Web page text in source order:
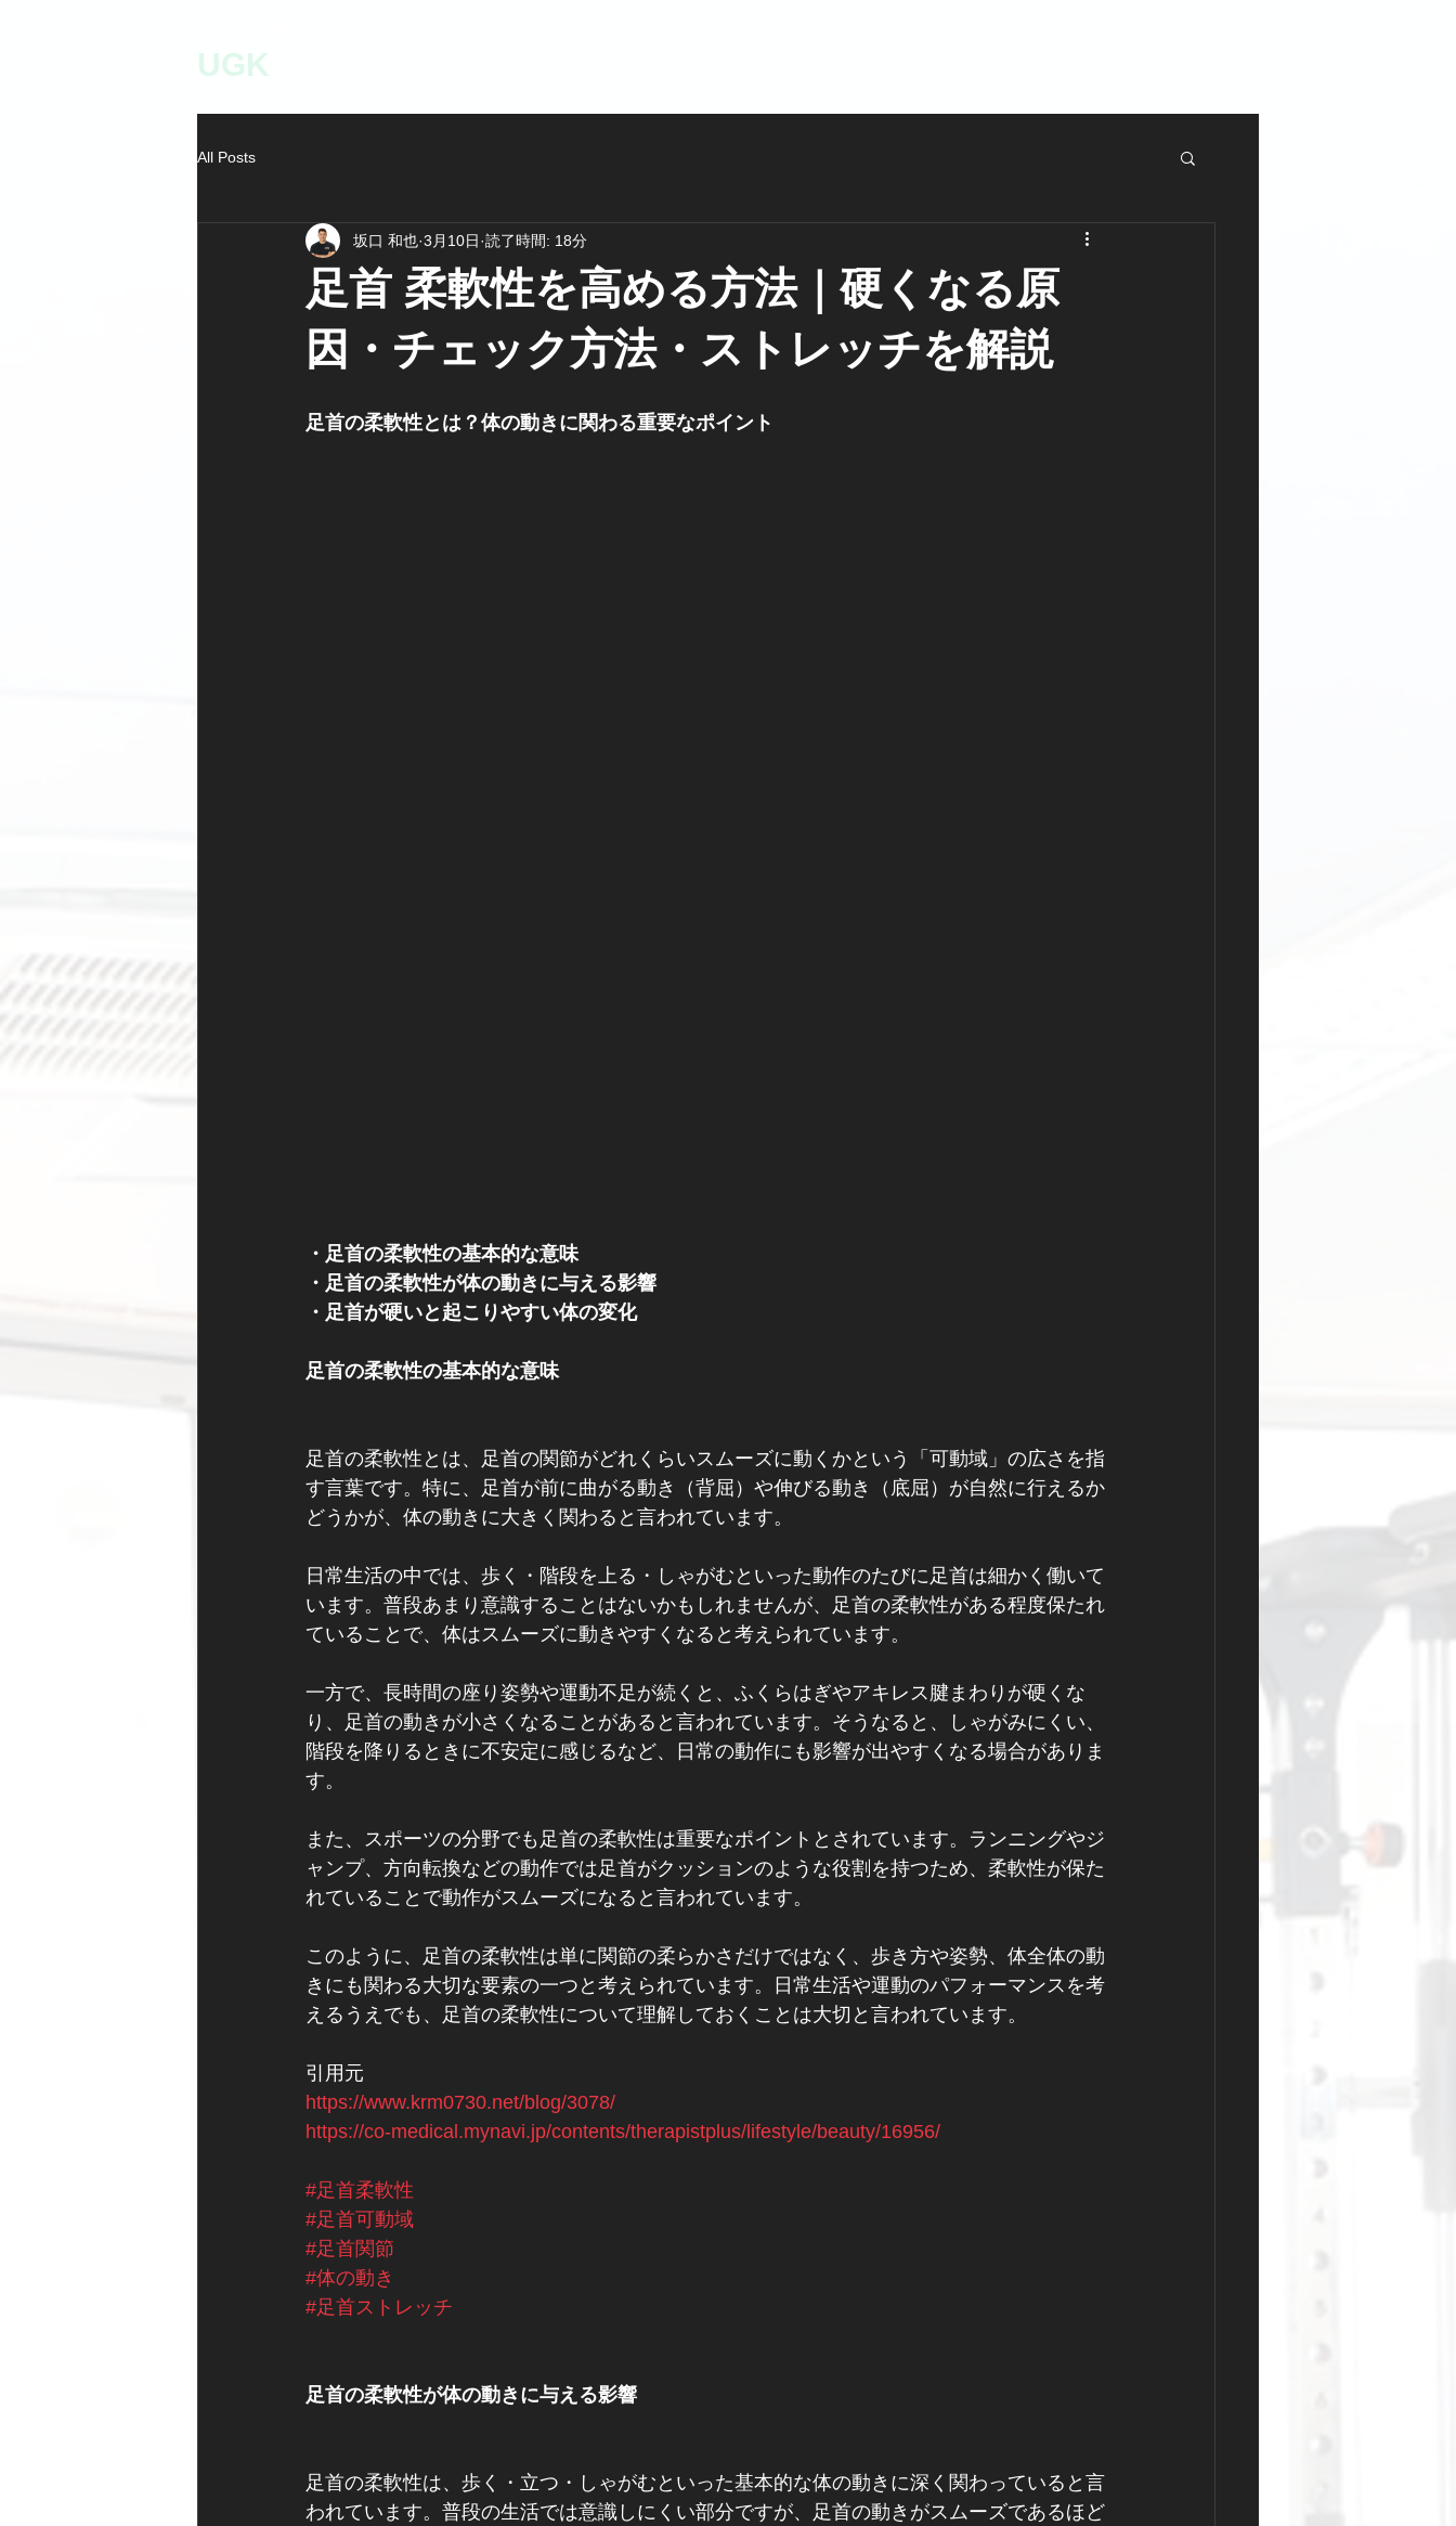
UGK
All Posts
足首 柔軟性を高める方法｜硬くなる原
因・チェック方法・ストレッチを解説
坂口 和也 3月10日 読了時間: 18分
足首の柔軟性とは？体の動きに関わる重要なポイント
・足首の柔軟性の基本的な意味
・足首の柔軟性が体の動きに与える影響
・足首が硬いと起こりやすい体の変化
足首の柔軟性の基本的な意味
足首の柔軟性とは、足首の関節がどれくらいスムーズに動くかという「可動域」の広さを指
す言葉です。特に、足首が前に曲がる動き（背屈）や伸びる動き（底屈）が自然に行えるか
どうかが、体の動きに大きく関わると言われています。
日常生活の中では、歩く・階段を上る・しゃがむといった動作のたびに足首は細かく働いて
います。普段あまり意識することはないかもしれませんが、足首の柔軟性がある程度保たれ
ていることで、体はスムーズに動きやすくなると考えられています。
一方で、長時間の座り姿勢や運動不足が続くと、ふくらはぎやアキレス腱まわりが硬くな
り、足首の動きが小さくなることがあると言われています。そうなると、しゃがみにくい、
階段を降りるときに不安定に感じるなど、日常の動作にも影響が出やすくなる場合がありま
す。
また、スポーツの分野でも足首の柔軟性は重要なポイントとされています。ランニングやジ
ャンプ、方向転換などの動作では足首がクッションのような役割を持つため、柔軟性が保た
れていることで動作がスムーズになると言われています。
このように、足首の柔軟性は単に関節の柔らかさだけではなく、歩き方や姿勢、体全体の動
きにも関わる大切な要素の一つと考えられています。日常生活や運動のパフォーマンスを考
えるうえでも、足首の柔軟性について理解しておくことは大切と言われています。
引用元
https://www.krm0730.net/blog/3078/
https://co-medical.mynavi.jp/contents/therapistplus/lifestyle/beauty/16956/
#足首柔軟性
#足首可動域
#足首関節
#体の動き
#足首ストレッチ
足首の柔軟性が体の動きに与える影響
足首の柔軟性は、歩く・立つ・しゃがむといった基本的な体の動きに深く関わっていると言
われています。普段の生活では意識しにくい部分ですが、足首の動きがスムーズであるほど